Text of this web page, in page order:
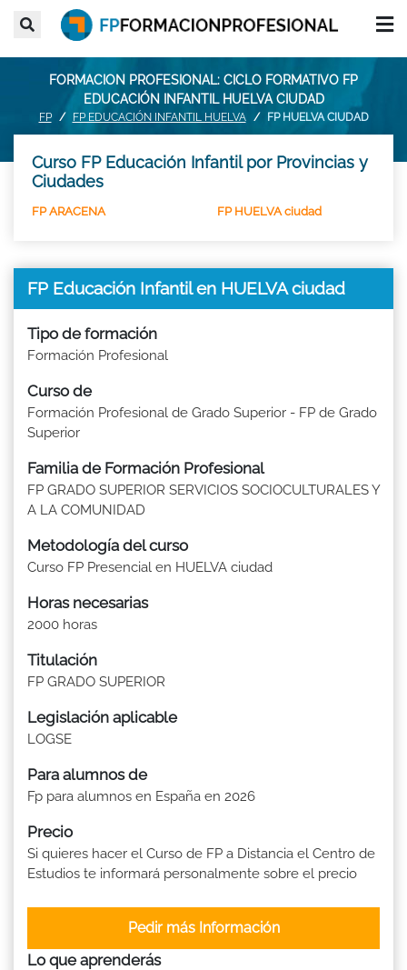
FORMACION PROFESIONAL: CICLO FORMATIVO FP
EDUCACIÓN INFANTIL HUELVA CIUDAD
FP FP EDUCACIÓN INFANTIL HUELVA FP HUELVA CIUDAD
Curso FP Educación Infantil por Provincias y
Ciudades
FP ARACENA FP HUELVA ciudad
FP Educación Infantil en HUELVA ciudad
Tipo de formación
Formación Profesional
Curso de
Formación Profesional de Grado Superior - FP de Grado
Superior
Familia de Formación Profesional
FP GRADO SUPERIOR SERVICIOS SOCIOCULTURALES Y
A LA COMUNIDAD
Metodología del curso
Curso FP Presencial en HUELVA ciudad
Horas necesarias
2000 horas
Titulación
FP GRADO SUPERIOR
Legislación aplicable
LOGSE
Para alumnos de
Fp para alumnos en España en 2026
Precio
Si quieres hacer el Curso de FP a Distancia el Centro de
Estudios te informará personalmente sobre el precio
Pedir más Información
Lo que aprenderás